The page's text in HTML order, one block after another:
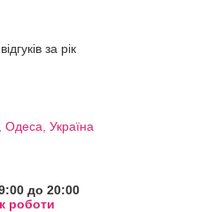
за рік
Україна
до 20:00
роботи